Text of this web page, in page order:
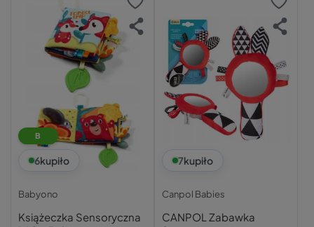
B
6kupiło
Babyono
Książeczka Sensoryczna
7kupiło
Canpol Babies
CANPOL Zabawka